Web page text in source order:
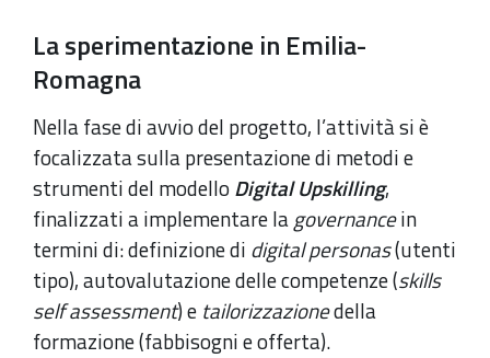
La sperimentazione in Emilia-
Romagna
Nella fase di avvio del progetto, l’attività si è
focalizzata sulla presentazione di metodi e
strumenti del modelloDigital Upskilling,
finalizzati a implementare la governancein
termini di: definizione di digital personas(utenti
tipo), autovalutazione delle competenze (skills
self assessment) e tailorizzazionedella
formazione (fabbisogni e offerta).